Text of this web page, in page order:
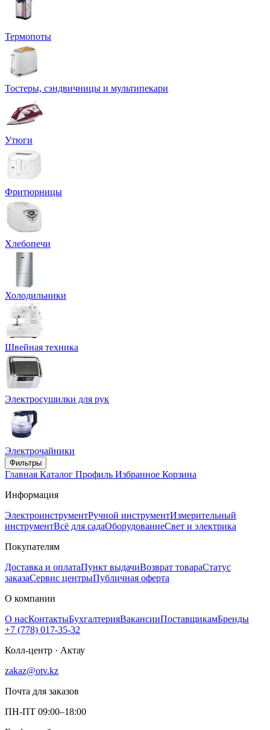
Термопоты
Тостеры, сэндвичницы и мультипекари
Утюги
Фритюрницы
Хлебопечи
Холодильники
Швейная техника
Электросушилки для рук
Электрочайники
Фильтры
Главная Каталог Профиль Избранное Корзина
Информация
ЭлектроинструментРучной инструментИзмерительный
инструментВсё для садаОборудованиеСвет и электрика
Покупателям
Доставка и оплатаПункт выдачиВозврат товараСтатус
заказаСервис центрыПубличная оферта
О компании
О насКонтактыБухгалтерияВакансииПоставщикамБренды
+7 (778) 017-35-32
Колл-центр · Актау
zakaz@otv.kz
Почта для заказов
ПН-ПТ 09:00–18:00